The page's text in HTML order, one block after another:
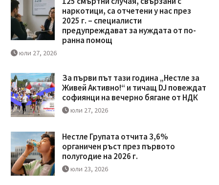
наркотици, са отчетени у нас през
2025 г. – специалисти
предупреждават за нуждата от по-
ранна помощ
юли 27, 2026
За първи път тази година „Нестле за
Живей Активно!“ и тичащ DJ повеждат
софиянци на вечерно бягане от НДК
юли 27, 2026
Нестле Групата отчита 3,6%
органичен ръст през първото
полугодие на 2026 г.
юли 23, 2026